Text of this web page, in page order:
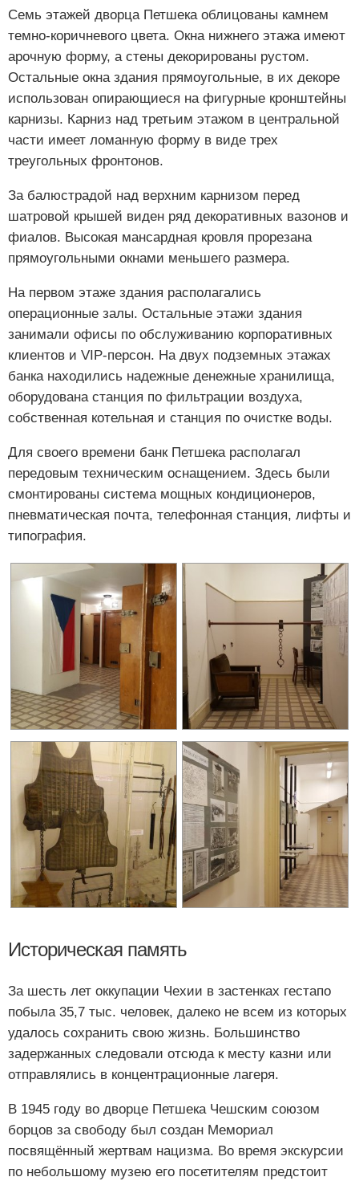
Семь этажей дворца Петшека облицованы камнем
темно-коричневого цвета. Окна нижнего этажа имеют
арочную форму, а стены декорированы рустом.
Остальные окна здания прямоугольные, в их декоре
использован опирающиеся на фигурные кронштейны
карнизы. Карниз над третьим этажом в центральной
части имеет ломанную форму в виде трех
треугольных фронтонов.
За балюстрадой над верхним карнизом перед
шатровой крышей виден ряд декоративных вазонов и
фиалов. Высокая мансардная кровля прорезана
прямоугольными окнами меньшего размера.
На первом этаже здания располагались
операционные залы. Остальные этажи здания
занимали офисы по обслуживанию корпоративных
клиентов и VIP-персон. На двух подземных этажах
банка находились надежные денежные хранилища,
оборудована станция по фильтрации воздуха,
собственная котельная и станция по очистке воды.
Для своего времени банк Петшека располагал
передовым техническим оснащением. Здесь были
смонтированы система мощных кондиционеров,
пневматическая почта, телефонная станция, лифты и
типография.
Историческая память
За шесть лет оккупации Чехии в застенках гестапо
побыла 35,7 тыс. человек, далеко не всем из которых
удалось сохранить свою жизнь. Большинство
задержанных следовали отсюда к месту казни или
отправлялись в концентрационные лагеря.
В 1945 году во дворце Петшека Чешским союзом
борцов за свободу был создан Мемориал
посвящённый жертвам нацизма. Во время экскурсии
по небольшому музею его посетителям предстоит